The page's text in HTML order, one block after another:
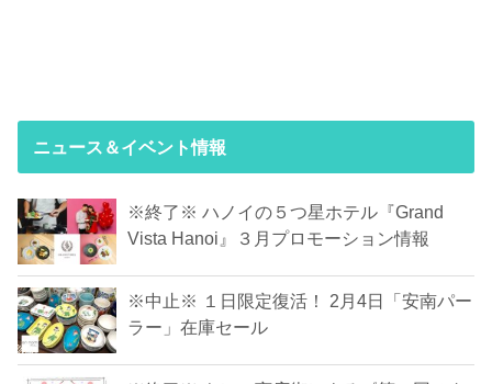
ニュース＆イベント情報
※終了※ ハノイの５つ星ホテル『Grand
Vista Hanoi』３月プロモーション情報
※中止※ １日限定復活！ 2月4日「安南パー
ラー」在庫セール